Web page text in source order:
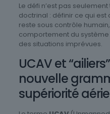
Le défi n’est pas
doctrinal : définir ce qui
reste sous contrôle
comportement du
des situations imprévues.
UCAV et
nouvelle
supériorité